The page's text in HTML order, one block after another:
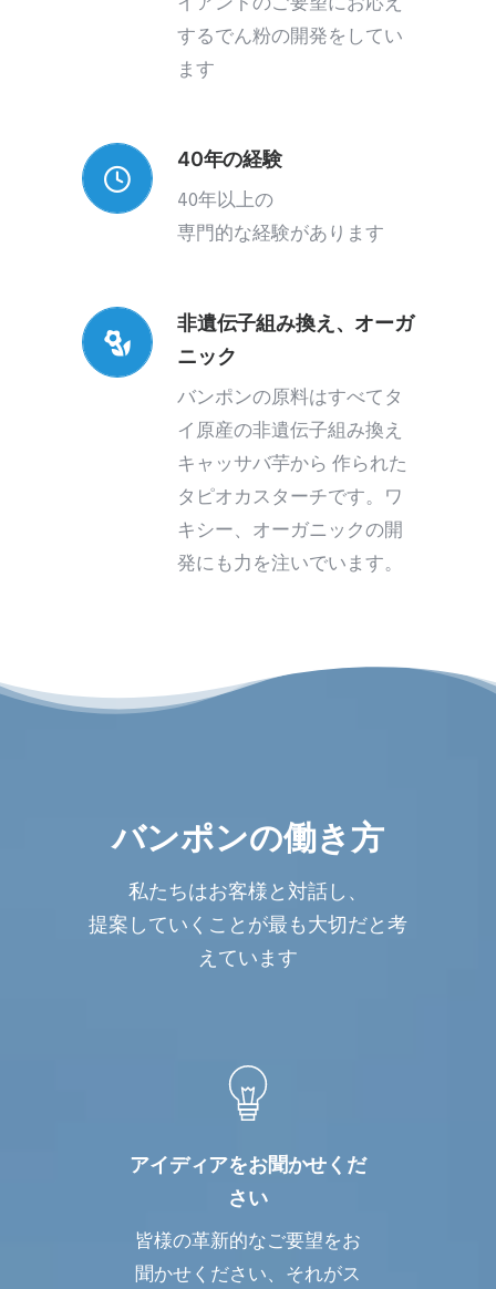
するでん粉の開発をしてい
ます
40年の経験
40年以上の
専門的な経験があります
非遺伝子組み換え、オーガ
ニック
バンポンの原料はすべてタ
イ原産の非遺伝子組み換え
キャッサバ芋から 作られた
タピオカスターチです。ワ
キシー、オーガニックの開
発にも力を注いでいます。
バンポンの働き方
私たちはお客様と対話し、
提案していくことが最も大切だと考
えています
アイディアをお聞かせくだ
さい
皆様の革新的なご要望をお
聞かせください、それがス